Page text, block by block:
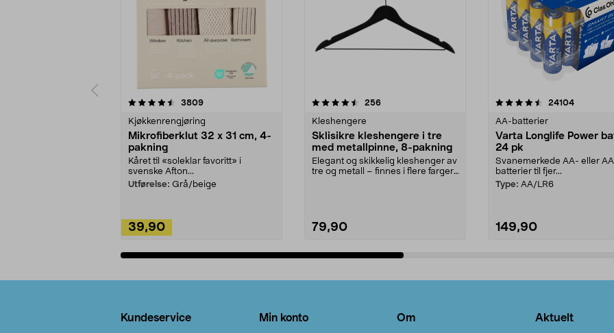
3809anmeldelser
Kjøkkenrengjøring
Mikrofiberklut 32 x 31 cm, 4-
pakning
Kåret til «soleklar favoritt» i
svenske Afton...
Utførelse: Grå/beige
39,90
4.5av 5 stjerner 256anmeldelser
Kleshengere
Sklisikre kleshengere i tre
med metallpinne, 8-pakning
Elegant og skikkelig kleshenger av
tre og metall – finnes i flere farger.
79,90
4.5av 5 stjerner 24104
AA-batterier
Varta Longlife Power
24 pk
Svanemerkede AA- eller
batterier til fjer...
Type: AA/LR6
149,90
4.5av 5 stjerner
Kundeservice Min konto Om Aktuelt